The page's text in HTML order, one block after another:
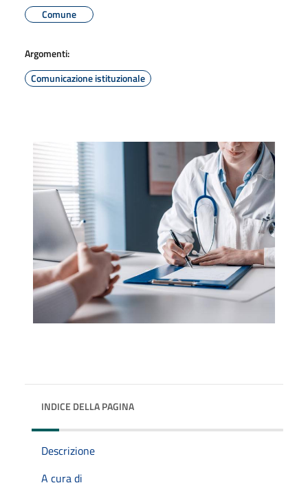
Comune
Argomenti:
Comunicazione istituzionale
INDICE DELLA PAGINA
Descrizione
A cura di